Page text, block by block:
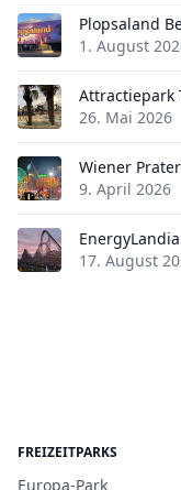
Plopsaland
1. August
Attractiepark
26. Mai 2026
Wiener Prater
9. April 2026
EnergyLandia
17. August
FREIZEITPARKS
Europa-Park